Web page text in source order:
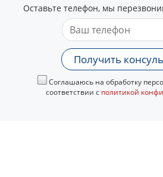
Оставьте телефон, мы
Получить
Соглашаюсь на обработку
соответствии с политикой